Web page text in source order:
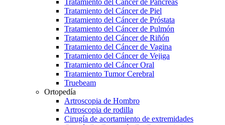
Tratamiento del Cáncer de Piel
Tratamiento del Cáncer de Próstata
Tratamiento del Cáncer de Pulmón
Tratamiento del Cáncer de Riñón
Tratamiento del Cáncer de Vagina
Tratamiento del Cáncer de Vejiga
Tratamiento del Cáncer Oral
Tratamiento Tumor Cerebral
Truebeam
Ortopedía
Artroscopia de Hombro
Artroscopia de rodilla
Cirugía de acortamiento de extremidades